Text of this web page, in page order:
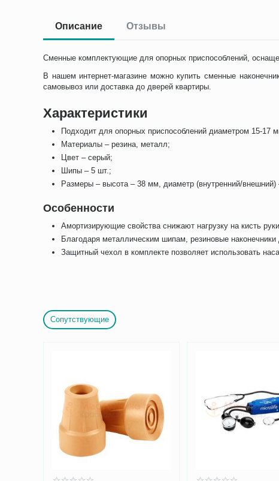
Описание Отзывы
Сменные комплектующие для опорных приспособлений,
В нашем интернет-магазине можно купить сменные
самовывоз или доставка до дверей квартиры.
Характеристики
Подходит для опорных приспособлений диаметром 15-17
Материалы – резина, металл;
Цвет – серый;
Шипы – 5 шт.;
Размеры – высота – 38 мм, диаметр (внутренний/
Особенности
Амортизирующие свойства снижают нагрузку на кисть
Благодаря металлическим шипам, резиновые
Защитный чехол в комплекте позволяет использовать
Сопутствующие